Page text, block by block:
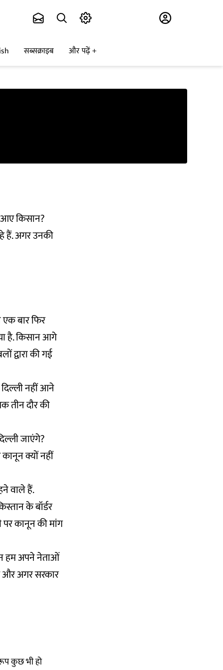
सब्सक्राइब और पढ़ें
आए किसान?
हैं. अगर उनकी
बार फिर
है. किसान आगे
द्वारा की गई
दिल्ली नहीं आने
तीन दौर की
जाएंगे?
क्यों नहीं
वाले हैं.
के बॉर्डर
कानून की मांग
हम अपने नेताओं
और अगर सरकार
कुछ भी हो